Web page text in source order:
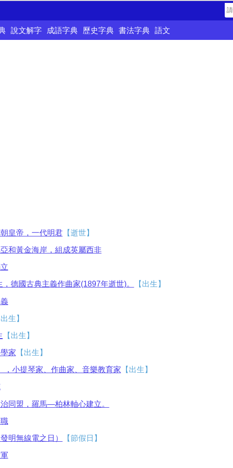
說文解字 成語字典 歷史字典 書法字典 語文
皇帝，一代明君【逝世】
和黃金海岸，組成英屬西非
德國古典主義作曲家(1897年逝世)。 【出生】
出生】
【出生】
家 【出生】
小提琴家、作曲家、音樂教育家 【出生】
同盟，羅馬—柏林軸心建立。
明無線電之日） 【節假日】